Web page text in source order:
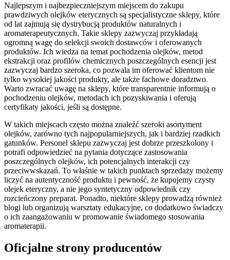
Najlepszym i najbezpieczniejszym miejscem do zakupu
prawdziwych olejków eterycznych są specjalistyczne sklepy, które
od lat zajmują się dystrybucją produktów naturalnych i
aromaterapeutycznych. Takie sklepy zazwyczaj przykładają
ogromną wagę do selekcji swoich dostawców i oferowanych
produktów. Ich wiedza na temat pochodzenia olejków, metod
ekstrakcji oraz profilów chemicznych poszczególnych esencji jest
zazwyczaj bardzo szeroka, co pozwala im oferować klientom nie
tylko wysokiej jakości produkty, ale także fachowe doradztwo.
Warto zwracać uwagę na sklepy, które transparentnie informują o
pochodzeniu olejków, metodach ich pozyskiwania i oferują
certyfikaty jakości, jeśli są dostępne.
W takich miejscach często można znaleźć szeroki asortyment
olejków, zarówno tych najpopularniejszych, jak i bardziej rzadkich
gatunków. Personel sklepu zazwyczaj jest dobrze przeszkolony i
potrafi odpowiedzieć na pytania dotyczące zastosowania
poszczególnych olejków, ich potencjalnych interakcji czy
przeciwwskazań. To właśnie w takich punktach sprzedaży możemy
liczyć na autentyczność produktu i pewność, że kupujemy czysty
olejek eteryczny, a nie jego syntetyczny odpowiednik czy
rozcieńczony preparat. Ponadto, niektóre sklepy prowadzą również
blogi lub organizują warsztaty edukacyjne, co dodatkowo świadczy
o ich zaangażowaniu w promowanie świadomego stosowania
aromaterapii.
Oficjalne strony producentów